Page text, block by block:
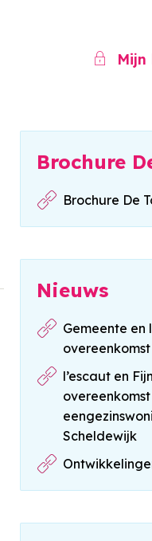
Mijn
Brochure
Brochure De
Nieuws
Gemeente en
l’escaut en
Scheldewijk